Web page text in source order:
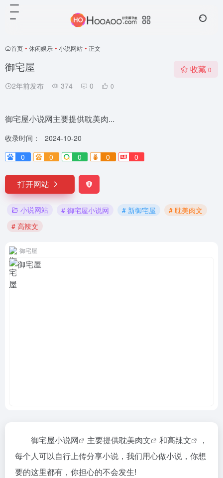
首页 • 休闲娱乐 • 小说网站 • 正文
御宅屋
2年前发布 374 0 0
收藏 0
御宅屋小说网主要提供耽美肉...
收录时间：
2024-10-20
0
0 0 0 0
打开网站
小说网站 # 御宅屋小说网 # 新御宅屋
# 耽美肉文
# 高辣文
御宅屋
御宅屋小说网 主要提供耽美肉文 和高辣文
，
每个人可以自行上传分享小说，我们用心做小说，你想
要的这里都有，你担心的不会发生!